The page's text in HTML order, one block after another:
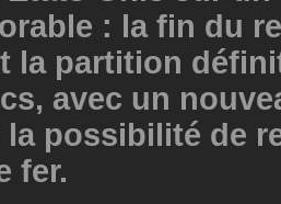
: la fin du
la partition
avec un
possibilité de
fer.